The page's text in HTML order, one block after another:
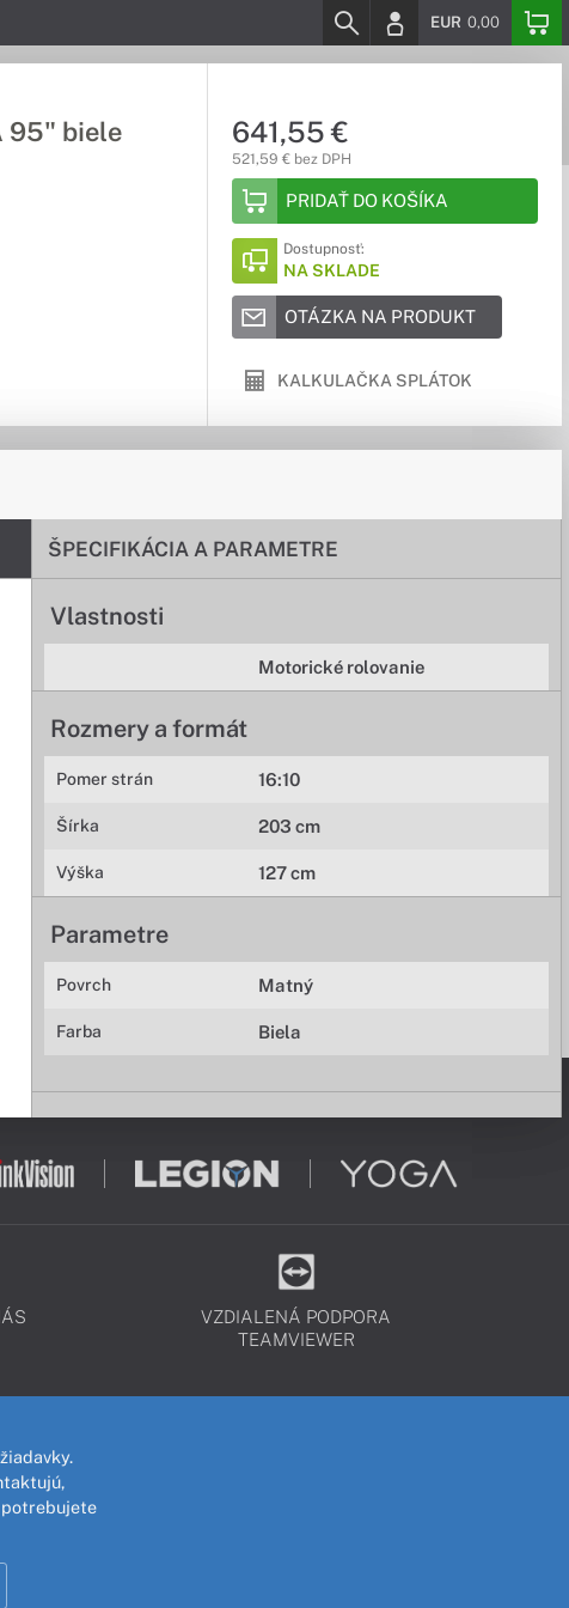
EUR 0,00
95" biele
641,55 €
521,59 € bez DPH
PRIDAŤ DO KOŠÍKA
Dostupnosť:
NA SKLADE
OTÁZKA NA PRODUKT
KALKULAČKA SPLÁTOK
ŠPECIFIKÁCIA A PARAMETRE
Vlastnosti
Motorické rolovanie
Rozmery a formát
Pomer strán 16:10
Šírka 203 cm
Výška 127 cm
Parametre
Povrch Matný
Farba Biela
VZDIALENÁ PODPORA
TEAMVIEWER
potrebujete